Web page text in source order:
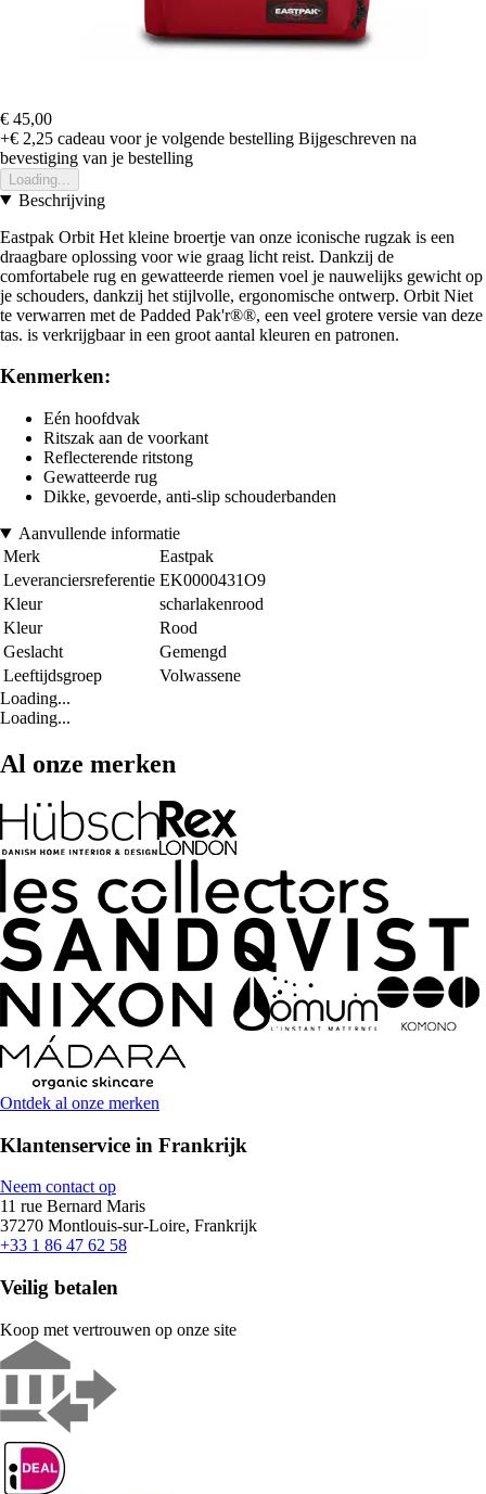
€ 45,00
+€ 2,25 cadeau voor je volgende bestelling Bijgeschreven na
bevestiging van je bestelling
Loading...
Beschrijving
Eastpak Orbit Het kleine broertje van onze iconische rugzak is een
draagbare oplossing voor wie graag licht reist. Dankzij de
comfortabele rug en gewatteerde riemen voel je nauwelijks gewicht op
je schouders, dankzij het stijlvolle, ergonomische ontwerp. Orbit Niet
te verwarren met de Padded Pak'r®®, een veel grotere versie van deze
tas. is verkrijgbaar in een groot aantal kleuren en patronen.
Kenmerken:
Eén hoofdvak
Ritszak aan de voorkant
Reflecterende ritstong
Gewatteerde rug
Dikke, gevoerde, anti-slip schouderbanden
Aanvullende informatie
Merk
Eastpak
Leveranciersreferentie EK0000431O9
Kleur
scharlakenrood
Kleur
Rood
Geslacht
Gemengd
Leeftijdsgroep
Volwassene
Loading...
Loading...
Al onze merken
Ontdek al onze merken
Klantenservice in Frankrijk
Neem contact op
11 rue Bernard Maris
37270 Montlouis-sur-Loire, Frankrijk
+33 1 86 47 62 58
Veilig betalen
Koop met vertrouwen op onze site